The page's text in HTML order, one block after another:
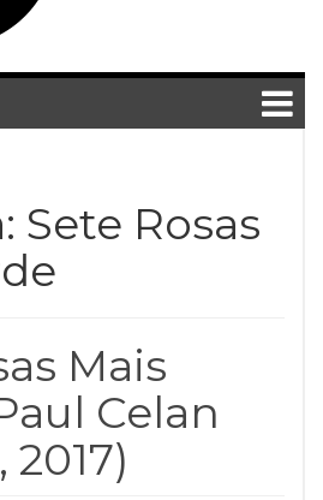
Sete Rosas
Mais
Celan
2017)